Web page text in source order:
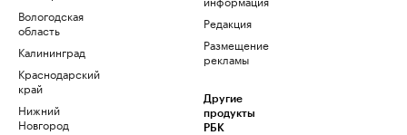
Вологодская
область
Калининград
Краснодарский
край
Нижний
Новгород
Редакция
Размещение
рекламы
Другие
продукты
РБК